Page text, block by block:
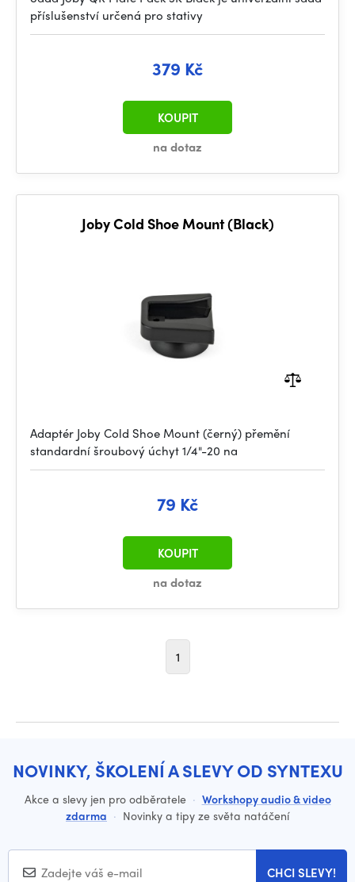
příslušenství určená pro stativy
379 Kč
na dotaz
KOUPIT
Joby Cold Shoe Mount (Black)
Adaptér Joby Cold Shoe Mount (černý) přemění
standardní šroubový úchyt 1/4"-20 na
79 Kč
na dotaz
KOUPIT
1
NOVINKY, ŠKOLENÍ A SLEVY OD SYNTEXU
Akce a slevy jen pro odběratele · Workshopy audio & video
zdarma · Novinky a tipy ze světa natáčení
CHCI SLEVY!